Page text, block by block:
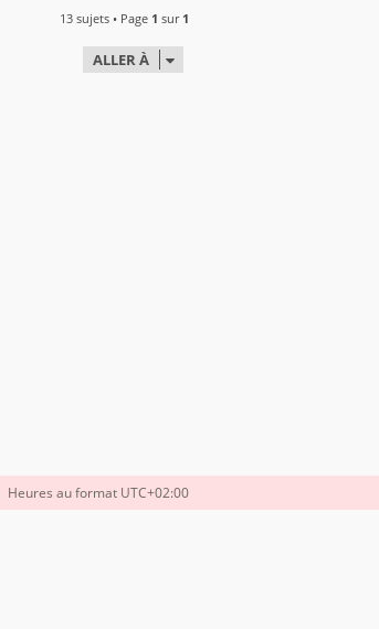
13 sujets • Page 1 sur 1
ALLER À
Heures au format UTC+02:00